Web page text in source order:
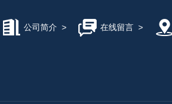
公司简介 > 在线留言>